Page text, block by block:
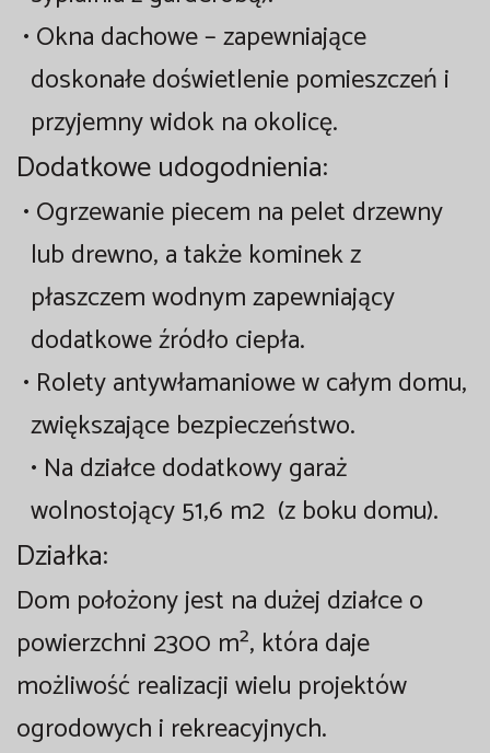
• Okna dachowe– zapewniające
doskonałe doświetlenie pomieszczeń i
przyjemny widok na okolicę.
Dodatkowe udogodnienia:
• Ogrzewanie piecem na pelet drzewny
lub drewno, a także kominek z
płaszczem wodnymzapewniający
dodatkowe źródło ciepła.
• Rolety antywłamaniowew całym domu,
zwiększające bezpieczeństwo.
• Na działce dodatkowy garaż
wolnostojący 51,6 m2 (z boku domu).
Działka:
Dom położony jest na dużej działce o
powierzchni 2300 m², która daje
możliwość realizacji wielu projektów
ogrodowych i rekreacyjnych.